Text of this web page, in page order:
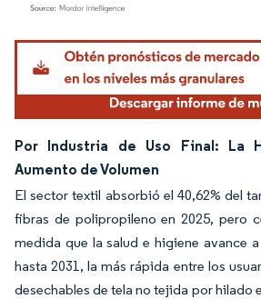
Imagen © Mordor Intelligence. El uso requiere
Por Industria de Uso Final: La
Aumento de Volumen
El sector textil absorbió el 40,62% del
fibras de polipropileno en 2025, pero
medida que la salud e higiene avance
hasta 2031, la más rápida entre los
desechables de tela no tejida por hilado